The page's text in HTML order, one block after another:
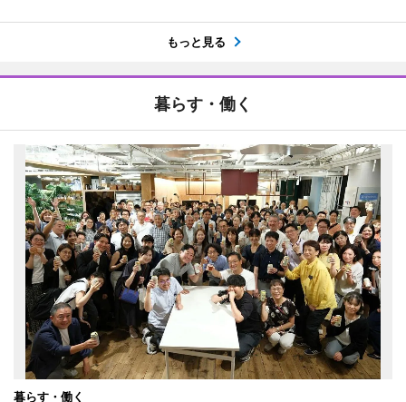
もっと見る
暮らす・働く
暮らす・働く